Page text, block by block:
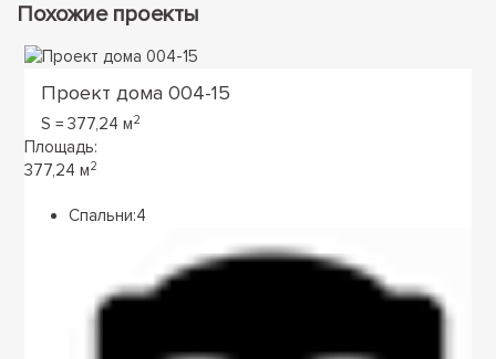
Похожие проекты
Проект дома 004-15
S = 377,24 м2
Площадь:
377,24 м2
Спальни:4